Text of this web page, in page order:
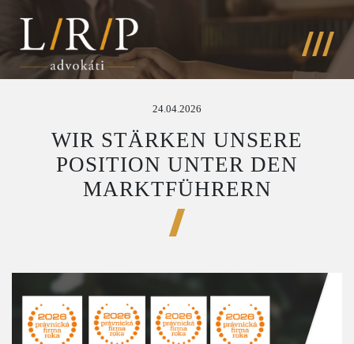
24.04.2026
WIR STÄRKEN UNSERE
POSITION UNTER DEN
MARKTFÜHRERN